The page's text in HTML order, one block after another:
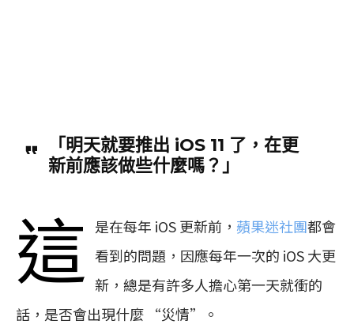
「明天就要推出 iOS 11 了，在更
新前應該做些什麼嗎？」
這 是在每年 iOS 更新前， 蘋果迷社團都會
看到的問題，因應每年一次的 iOS 大更
新，總是有許多人擔心第一天就衝的
話，是否會出現什麼 “災情”。